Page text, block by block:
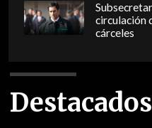
circulación
cárceles
Destacados